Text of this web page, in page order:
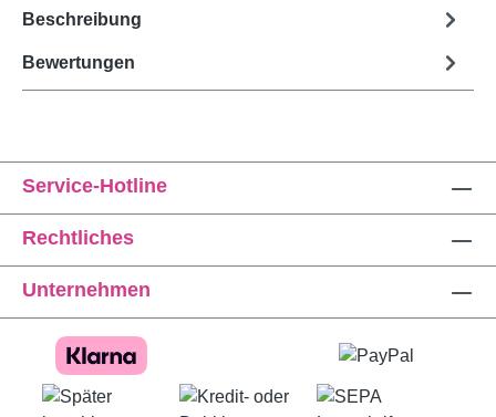
Beschreibung
Bewertungen
Service-Hotline
Rechtliches
Unternehmen